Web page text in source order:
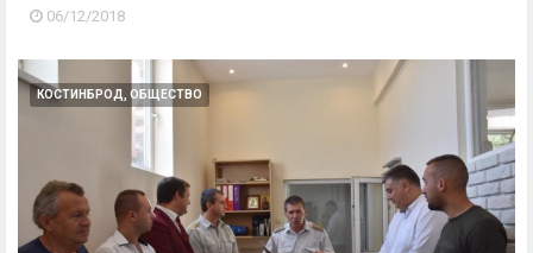
06/12/2018
КОСТИНБРОД, ОБЩЕСТВО